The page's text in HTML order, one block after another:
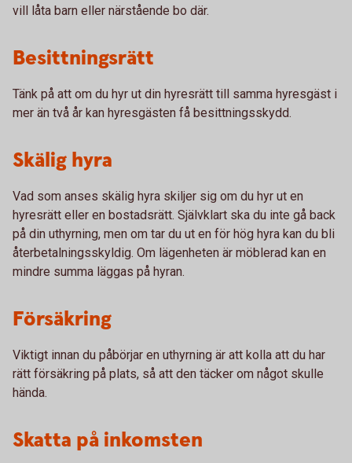
vill låta barn eller närstående bo där.
Besittningsrätt
Tänk på att om du hyr ut din hyresrätt till samma hyresgäst i
mer än två år kan hyresgästen få besittningsskydd.
Skälig hyra
Vad som anses skälig hyra skiljer sig om du hyr ut en
hyresrätt eller en bostadsrätt. Självklart ska du inte gå back
på din uthyrning, men om tar du ut en för hög hyra kan du bli
återbetalningsskyldig. Om lägenheten är möblerad kan en
mindre summa läggas på hyran.
Försäkring
Viktigt innan du påbörjar en uthyrning är att kolla att du har
rätt försäkring på plats, så att den täcker om något skulle
hända.
Skatta på inkomsten